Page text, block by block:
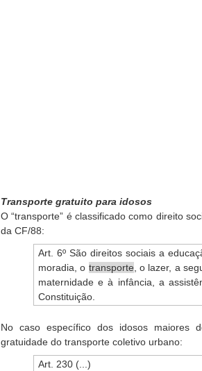
Transporte gratuito para idosos
O “transporte” é classificado como direito
da CF/88:
Art. 6º São direitos sociais a
moradia, o transporte , o lazer, a
maternidade e à infância, a
Constituição.
No caso específico dos idosos
gratuidade do transporte coletivo urbano:
Art. 230 (...)